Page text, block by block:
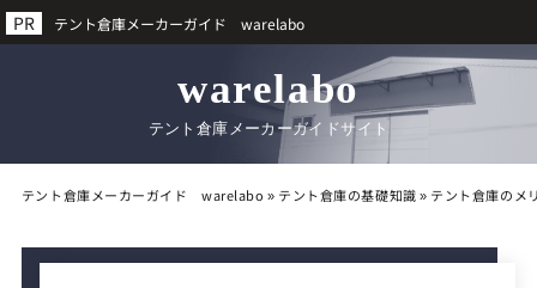
テント倉庫メーカーガイド warelabo
warelabo
テント倉庫メーカーガイドサイト
テント倉庫メーカーガイド warelabo » テント倉庫の基礎知識» テント倉庫のメ